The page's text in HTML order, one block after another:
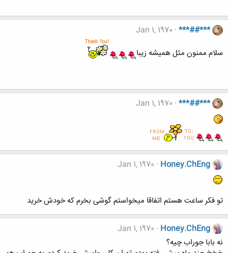
***##***
Jan 1, 1970
سلام ممنون مثل همیشه زیبا
***##***
Jan 1, 1970
Honey.ChEng
Jan 1, 1970
تو فکر ساعت هستم اتفاقا میخواستم گوشی بخرم که خودش خرید
Honey.ChEng
Jan 1, 1970
نه بابا جوراب چیه؟